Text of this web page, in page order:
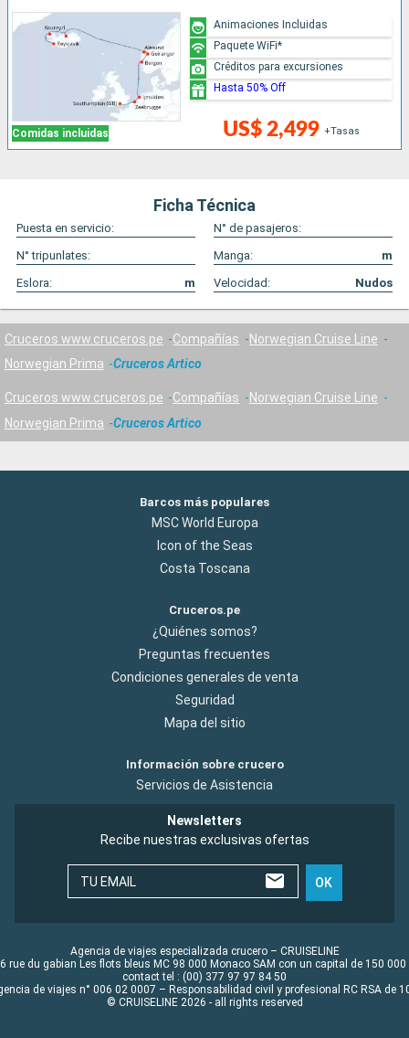
Comidas incluidas US$ 2,499 +Tasas
Animaciones Incluidas
Paquete WiFi*
Créditos para excursiones
Hasta 50% Off
Ficha Técnica
Puesta en servicio:
N° de pasajeros:
N° tripunlates:
Manga:
m
Eslora:
m Velocidad: Nudos
Cruceros www.cruceros.pe Compañías
Norwegian Cruise Line
Norwegian Prima
Cruceros Artico
Cruceros www.cruceros.pe Compañías
Norwegian Cruise Line
Norwegian Prima
Cruceros Artico
Barcos más populares
MSC World Europa
Icon of the Seas
Costa Toscana
Cruceros.pe
¿Quiénes somos?
Preguntas frecuentes
Condiciones generales de venta
Seguridad
Mapa del sitio
Información sobre crucero
Servicios de Asistencia
Newsletters
Recibe nuestras exclusivas ofertas
TU EMAIL OK
Agencia de viajes especializada crucero – CRUISELINE
rue du gabian Les flots bleus MC 98 000 Monaco SAM con un capital de 150 000
contact tel : (00) 377 97 97 84 50
de viajes n° 006 02 0007 – Responsabilidad civil y profesional RC RSA de
© CRUISELINE 2026 - all rights reserved